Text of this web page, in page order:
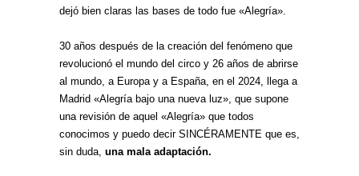
dejó bien claras las bases de todo fue «Alegría».
30 años después de la creación del fenómeno que
revolucionó el mundo del circo y 26 años de abrirse
al mundo, a Europa y a España, en el 2024, llega a
Madrid «Alegría bajo una nueva luz», que supone
una revisión de aquel «Alegría» que todos
conocimos y puedo decir SINCÉRAMENTE que es,
sin duda, una mala adaptación.